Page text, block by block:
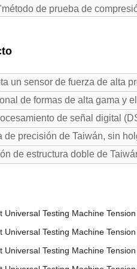
de prueba de
un sensor de fuerza de alta
de formas de alta gama y
de señal digital
de precisión de Taiwán, sin
de estructura doble de